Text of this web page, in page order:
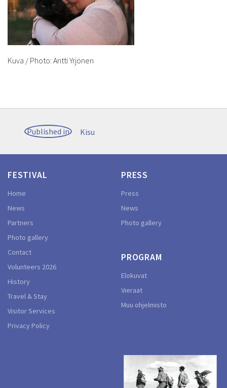
Kuva / Photo: Antti Yrjönen
Post
Published in Kisu
FESTIVAL
Home
News
Partners
Photo gallery
Contact
Volunteers 2026
History
Travel & Stay
Visitor Services
Privacy Policy
PRESS
Press
News
Photo gallery
PROGRAM
Elokuvat
Vieraat
Muu ohjelmisto